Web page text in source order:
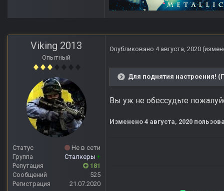
Viking 2013
Опытный
Статус
Не в сети
Группа
Сталкеры +
Репутация
181
Сообщений
525
Регистрация
21.07.2020
Опубликовано 4 августа, 2020
Для поднятия настроения!
Вы уж не обессудьте
Изменено 4 августа, 2020